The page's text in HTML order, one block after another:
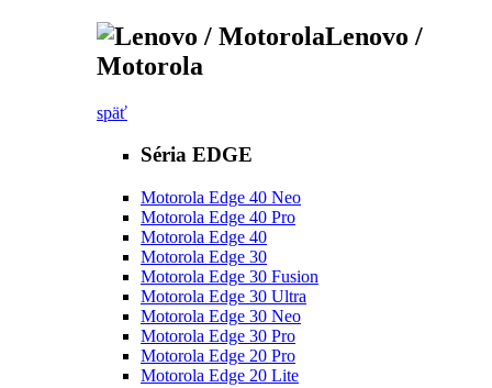
Lenovo /
Motorola
späť
Séria EDGE
Motorola Edge 40 Neo
Motorola Edge 40 Pro
Motorola Edge 40
Motorola Edge 30
Motorola Edge 30 Fusion
Motorola Edge 30 Ultra
Motorola Edge 30 Neo
Motorola Edge 30 Pro
Motorola Edge 20 Pro
Motorola Edge 20 Lite